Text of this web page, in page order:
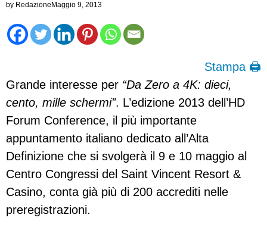
by Redazione Maggio 9, 2013
Stampa 🖨
Grande interesse per “Da Zero a 4K: dieci,
cento, mille schermi”. L’edizione 2013 dell’HD
Forum Conference, il più importante
appuntamento italiano dedicato all’Alta
Definizione che si svolgerà il 9 e 10 maggio al
Centro Congressi del Saint Vincent Resort &
Casino, conta già più di 200 accrediti nelle
preregistrazioni.